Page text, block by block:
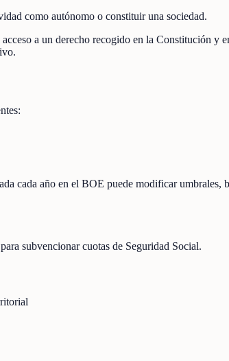
como autónomo o constituir una sociedad.
a un derecho recogido en la Constitución y
cada año en el BOE puede modificar umbrales,
subvencionar cuotas de Seguridad Social.